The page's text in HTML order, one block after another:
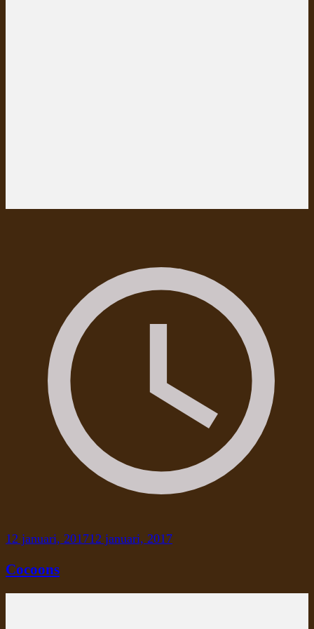
12 januari, 201712 januari, 2017
Cocoons